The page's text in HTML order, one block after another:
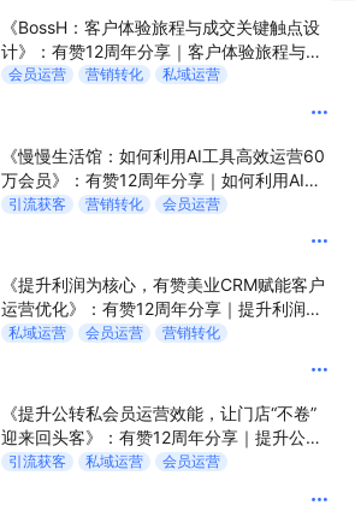
实干家直播间
门店经营增长公开课
战略合作
产品场景库
《BossH：客户体验旅程与成交关键触点设
计》：有赞12周年分享｜客户体验旅程与成
交关键触点设计
会员运营 营销转化
私域运营
《慢慢生活馆：如何利用AI工具高效运营60
万会员》：有赞12周年分享｜如何利用AI工
具高效运营60万会员
引流获客 营销转化
会员运营
《提升利润为核心，有赞美业CRM赋能客户
运营优化》：有赞12周年分享｜提升利润为
核心，有赞美业CRM赋能客户运营优化
私域运营 会员运营
营销转化
《提升公转私会员运营效能，让门店“不卷”
迎来回头客》：有赞12周年分享｜提升公转
私会员运营效能，让门店“不卷” 迎来回头客
引流获客 私域运营
会员运营